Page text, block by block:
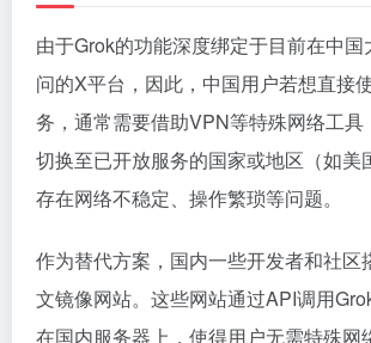
由于Grok的功能深度绑定于目前在中
问的X平台，因此，中国用户若想直接
务，通常需要借助VPN等特殊网络工
切换至已开放服务的国家或地区（如美
存在网络不稳定、操作繁琐等问题。
作为替代方案，国内一些开发者和社区
文镜像网站。这些网站通过API调用
在国内服务器上，使得用户无需特殊网